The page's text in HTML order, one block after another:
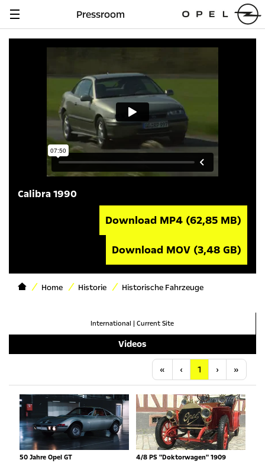
Navigation
Pressroom
Calibra 1990
Download MP4 (62,85 MB)
Download MOV (3,48 GB)
Home Historie Historische Fahrzeuge
International | Current Site
Videos
« Anfang
‹ Vorherige
1 ›Nächste
»
50 Jahre Opel GT 4/8 PS "Doktorwagen" 1909